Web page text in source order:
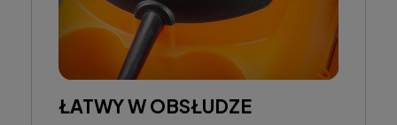
ŁATWY W OBSŁUDZE